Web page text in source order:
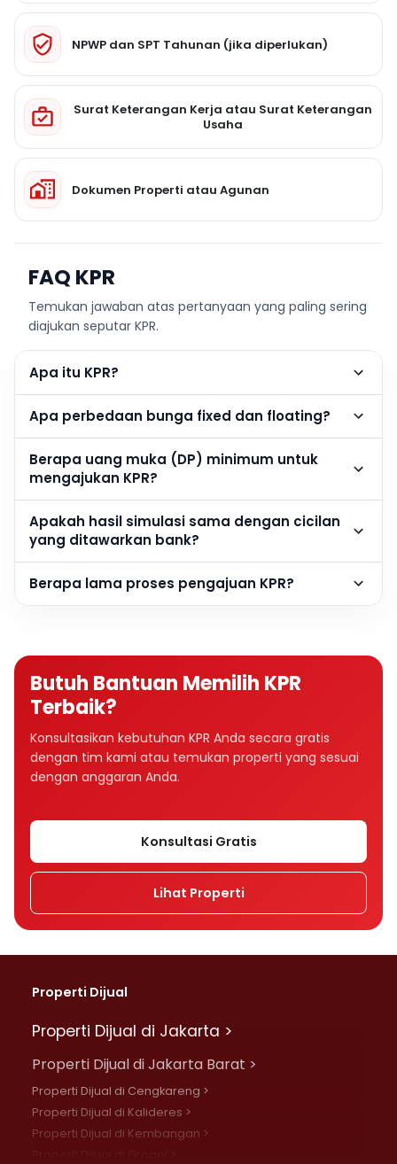
NPWP dan SPT Tahunan (jika diperlukan)
Surat Keterangan Kerja atau Surat Keterangan
Usaha
Dokumen Properti atau Agunan
FAQ KPR
Temukan jawaban atas pertanyaan yang paling sering
diajukan seputar KPR.
Apa itu KPR?
Apa perbedaan bunga fixed dan floating?
Berapa uang muka (DP) minimum untuk
mengajukan KPR?
Apakah hasil simulasi sama dengan cicilan
yang ditawarkan bank?
Berapa lama proses pengajuan KPR?
Butuh Bantuan Memilih KPR
Terbaik?
Konsultasikan kebutuhan KPR Anda secara gratis
dengan tim kami atau temukan properti yang sesuai
dengan anggaran Anda.
Konsultasi Gratis
Lihat Properti
Properti Dijual
Properti Dijual di Jakarta >
Properti Dijual di Jakarta Barat >
Properti Dijual di Cengkareng >
Properti Dijual di Kalideres >
Properti Dijual di Kembangan >